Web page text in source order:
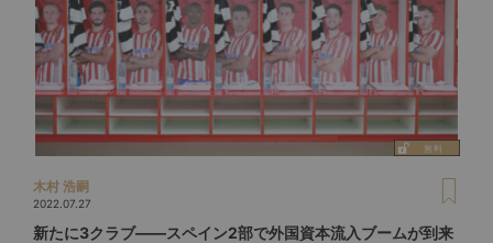
木村 浩嗣
2022.07.27
新たに3クラブ――スペイン2部で外国資本流入ブームが到来